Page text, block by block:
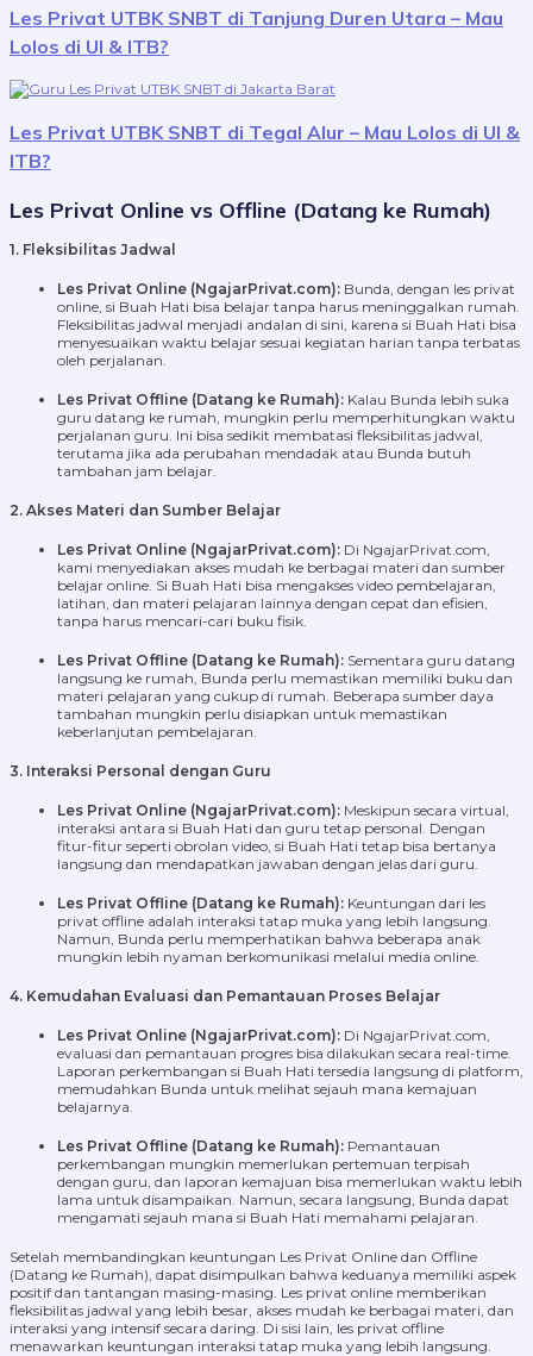
Les Privat UTBK SNBT di Tanjung Duren Utara – Mau
Lolos di UI & ITB?
Les Privat UTBK SNBT di Tegal Alur – Mau Lolos di UI &
ITB?
Les Privat Online vs Offline (Datang ke Rumah)
1. Fleksibilitas Jadwal
Les Privat Online (NgajarPrivat.com): Bunda, dengan les privat
online, si Buah Hati bisa belajar tanpa harus meninggalkan rumah.
Fleksibilitas jadwal menjadi andalan di sini, karena si Buah Hati bisa
menyesuaikan waktu belajar sesuai kegiatan harian tanpa terbatas
oleh perjalanan.
Les Privat Offline (Datang ke Rumah): Kalau Bunda lebih suka
guru datang ke rumah, mungkin perlu memperhitungkan waktu
perjalanan guru. Ini bisa sedikit membatasi fleksibilitas jadwal,
terutama jika ada perubahan mendadak atau Bunda butuh
tambahan jam belajar.
2. Akses Materi dan Sumber Belajar
Les Privat Online (NgajarPrivat.com): Di NgajarPrivat.com,
kami menyediakan akses mudah ke berbagai materi dan sumber
belajar online. Si Buah Hati bisa mengakses video pembelajaran,
latihan, dan materi pelajaran lainnya dengan cepat dan efisien,
tanpa harus mencari-cari buku fisik.
Les Privat Offline (Datang ke Rumah): Sementara guru datang
langsung ke rumah, Bunda perlu memastikan memiliki buku dan
materi pelajaran yang cukup di rumah. Beberapa sumber daya
tambahan mungkin perlu disiapkan untuk memastikan
keberlanjutan pembelajaran.
3. Interaksi Personal dengan Guru
Les Privat Online (NgajarPrivat.com): Meskipun secara virtual,
interaksi antara si Buah Hati dan guru tetap personal. Dengan
fitur-fitur seperti obrolan video, si Buah Hati tetap bisa bertanya
langsung dan mendapatkan jawaban dengan jelas dari guru.
Les Privat Offline (Datang ke Rumah): Keuntungan dari les
privat offline adalah interaksi tatap muka yang lebih langsung.
Namun, Bunda perlu memperhatikan bahwa beberapa anak
mungkin lebih nyaman berkomunikasi melalui media online.
4. Kemudahan Evaluasi dan Pemantauan Proses Belajar
Les Privat Online (NgajarPrivat.com): Di NgajarPrivat.com,
evaluasi dan pemantauan progres bisa dilakukan secara real-time.
Laporan perkembangan si Buah Hati tersedia langsung di platform,
memudahkan Bunda untuk melihat sejauh mana kemajuan
belajarnya.
Les Privat Offline (Datang ke Rumah): Pemantauan
perkembangan mungkin memerlukan pertemuan terpisah
dengan guru, dan laporan kemajuan bisa memerlukan waktu lebih
lama untuk disampaikan. Namun, secara langsung, Bunda dapat
mengamati sejauh mana si Buah Hati memahami pelajaran.
Setelah membandingkan keuntungan Les Privat Online dan Offline
(Datang ke Rumah), dapat disimpulkan bahwa keduanya memiliki aspek
positif dan tantangan masing-masing. Les privat online memberikan
fleksibilitas jadwal yang lebih besar, akses mudah ke berbagai materi, dan
interaksi yang intensif secara daring. Di sisi lain, les privat offline
menawarkan keuntungan interaksi tatap muka yang lebih langsung.